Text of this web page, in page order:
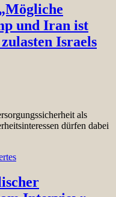
und Iran ist
Israels
als
dürfen dabei